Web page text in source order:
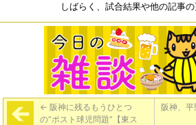
しばらく、試合結果や他の記事
← 阪神に残るもうひとつ
の“ポスト球児問題”【東ス
阪神、